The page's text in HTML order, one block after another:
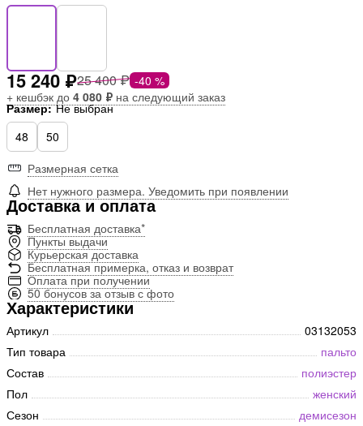
25 400 ₽ -40 %
15 240 ₽
+ кешбэк до 4 080 ₽ на следующий заказ
Размер: Не выбран
48
50
Размерная сетка
Нет нужного размера. Уведомить при появлении
Доставка и оплата
Бесплатная доставка*
Пункты выдачи
Курьерская доставка
Бесплатная примерка, отказ и возврат
Оплата при получении
50 бонусов за отзыв с фото
Характеристики
Артикул
03132053
Тип товара
пальто
Состав
полиэстер
Пол
женский
Сезон
демисезон